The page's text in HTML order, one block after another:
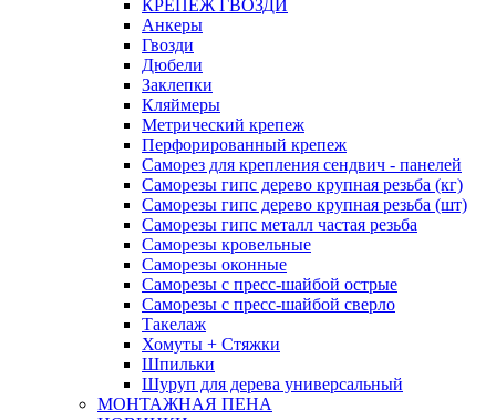
КРЕПЕЖ ГВОЗДИ
Анкеры
Гвозди
Дюбели
Заклепки
Кляймеры
Метрический крепеж
Перфорированный крепеж
Саморез для крепления сендвич - панелей
Саморезы гипс дерево крупная резьба (кг)
Саморезы гипс дерево крупная резьба (шт)
Саморезы гипс металл частая резьба
Саморезы кровельные
Саморезы оконные
Саморезы с пресс-шайбой острые
Саморезы с пресс-шайбой сверло
Такелаж
Хомуты + Стяжки
Шпильки
Шуруп для дерева универсальный
МОНТАЖНАЯ ПЕНА